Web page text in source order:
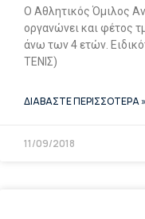
Ο Αθλητικός Όμιλος
οργανώνει και φέτος
άνω των 4 ετών.
ΤΕΝΙΣ)
ΔΙΑΒΑΣΤΕ ΠΕΡΙΣΣΟΤΕΡΑ »
11/09/2018